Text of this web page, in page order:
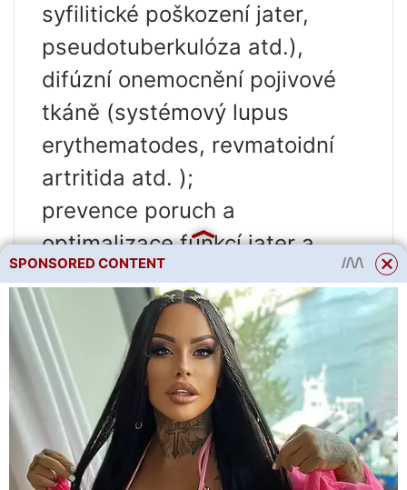
syfilitické poškození jater,
pseudotuberkulóza atd.),
difúzní onemocnění pojivové
tkáně (systémový lupus
erythematodes, revmatoidní
artritida atd. );
prevence poruch a
optimalizace funkcí jater a
slinivky břišní u lidí žijících v
extrémních, ekologicky
nepříznivých oblastech; práce
v nebezpečných odvětvích; při
těžké fyzické aktivitě;
prevence kardiovaskulárních
onemocnění, časných forem
SPONSORED CONTENT